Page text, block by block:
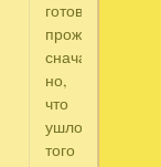
готов
прожить
сначала...
но,
что
ушло,
того